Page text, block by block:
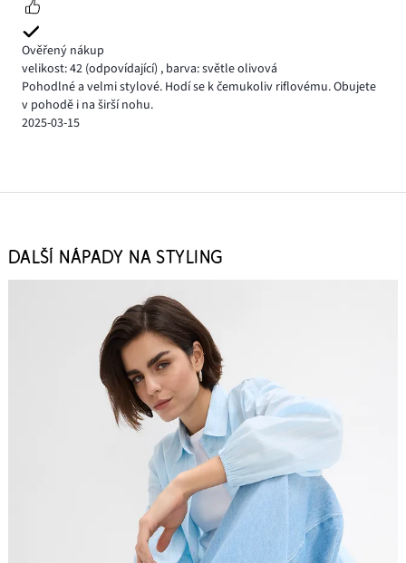
Ověřený nákup
velikost: 42 (odpovídající) , barva: světle olivová
Pohodlné a velmi stylové. Hodí se k čemukoliv riflovému. Obujete
v pohodě i na širší nohu.
2025-03-15
DALŠÍ NÁPADY NA STYLING